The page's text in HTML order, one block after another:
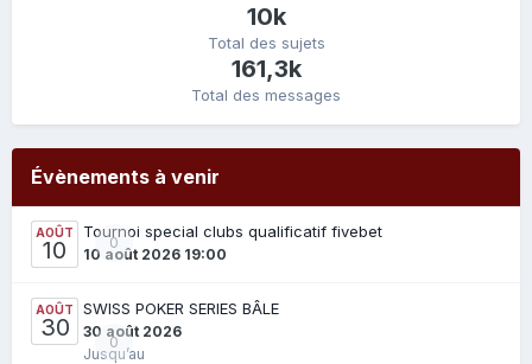
10k
Total des sujets
161,3k
Total des messages
Évènements à venir
AOÛT
10 0
Tournoi special clubs qualificatif fivebet
10 août 2026 19:00
AOÛT
30
0
SWISS POKER SERIES BÂLE
30 août 2026
Jusqu’au